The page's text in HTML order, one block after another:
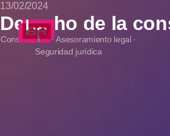
13/02/2024
Derecho de la
Construcción · Asesoramiento legal ·
Seguridad jurídica